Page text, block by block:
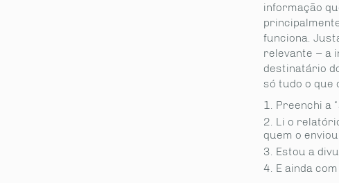
informação
funciona.
relevante – a
destinatário
só tudo o que
Preenchi a
Li o
quem o enviou
Estou a
E ainda